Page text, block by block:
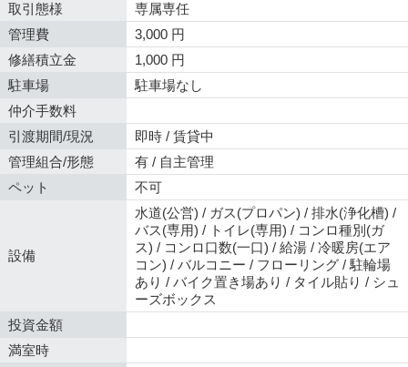
取引態様
専属専任
管理費
3,000 円
修繕積立金
1,000 円
駐車場
駐車場なし
仲介手数料
引渡期間/現況
即時 / 賃貸中
管理組合/形態
有 / 自主管理
ペット
不可
設備
水道(公営) / ガス(プロパン) / 排水(浄化槽) /
バス(専用) / トイレ(専用) / コンロ種別(ガ
ス) / コンロ口数(一口) / 給湯 / 冷暖房(エア
コン) / バルコニー / フローリング / 駐輪場
あり / バイク置き場あり / タイル貼り / シュ
ーズボックス
投資金額
満室時